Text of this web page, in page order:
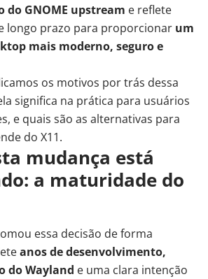
do GNOME upstream e reflete
longo prazo para proporcionar um
mais moderno, seguro e
os motivos por trás dessa
significa na prática para usuários
e quais são as alternativas para
do X11.
mudança está
a maturidade do
essa decisão de forma
anos de desenvolvimento,
do Wayland e uma clara intenção